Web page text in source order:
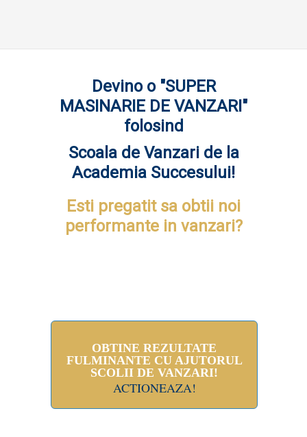
Devino o "SUPER
MASINARIE DE VANZARI"
folosind
Scoala de Vanzari de la
Academia Succesului!
Esti pregatit sa obtii noi
performante in vanzari?
OBTINE REZULTATE
FULMINANTE CU AJUTORUL
SCOLII DE VANZARI!
ACTIONEAZA!